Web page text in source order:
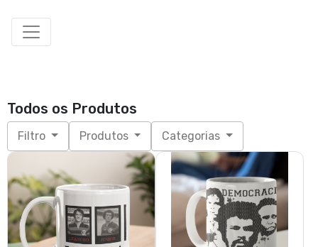
Todos os Produtos
Filtro Produtos Categorias